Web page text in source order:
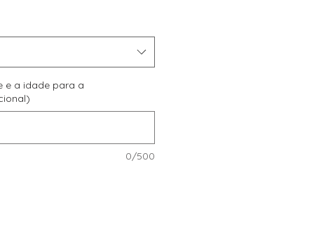
e a idade para a
0/500